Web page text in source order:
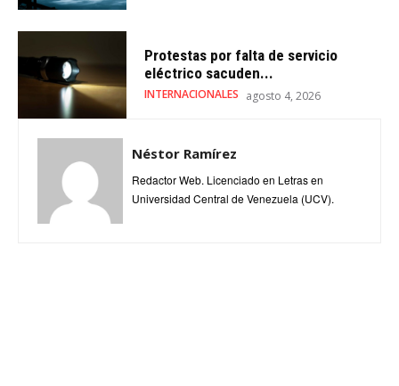
Protestas por falta de servicio
eléctrico sacuden...
INTERNACIONALES agosto 4, 2026
Néstor Ramírez
Redactor Web. Licenciado en Letras en
Universidad Central de Venezuela (UCV).